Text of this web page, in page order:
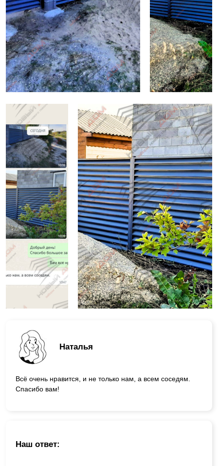
Наталья
Всё очень нравится, и не только нам, а всем соседям.
Спасибо вам!
Наш ответ: